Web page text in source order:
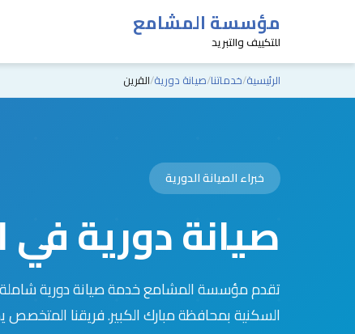
مؤسسة المشامع
للتكييف والتبريد
الرئيسية خدماتنا صيانة دورية القرين
خبراء الصيانة الدورية
صيانة دورية في
تقدم مؤسسة المشامع خدمة صيانة دورية